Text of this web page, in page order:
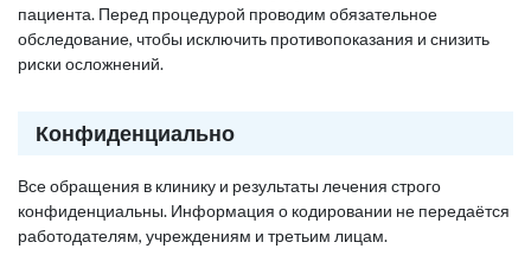
пациента. Перед процедурой проводим обязательное
обследование, чтобы исключить противопоказания и снизить
риски осложнений.
Конфиденциально
Все обращения в клинику и результаты лечения строго
конфиденциальны. Информация о кодировании не передаётся
работодателям, учреждениям и третьим лицам.